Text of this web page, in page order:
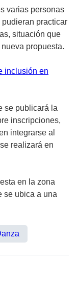
varias personas
practicar
situación que
propuesta.
inclusión en
se publicará la
inscripciones,
integrarse al
realizará en
en la zona
se ubica a una